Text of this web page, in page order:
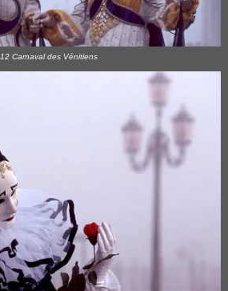
12 Carnaval des Vénitiens